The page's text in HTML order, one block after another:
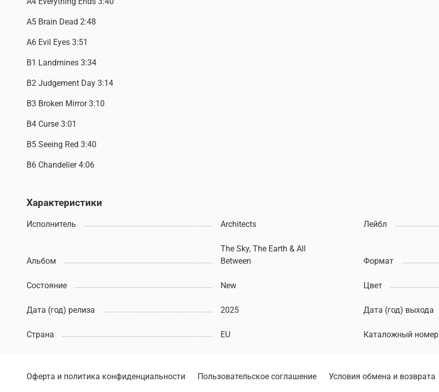
A5 Brain Dead 2:48
A6 Evil Eyes 3:51
B1 Landmines 3:34
B2 Judgement Day 3:14
B3 Broken Mirror 3:10
B4 Curse 3:01
B5 Seeing Red 3:40
B6 Chandelier 4:06
Характеристики
Исполнитель Architects Лейбл
Альбом
The Sky, The Earth & All
Between
Формат
Состояние New Цвет
Дата (год) релиза 2025 Дата (год) выхода
Страна EU Каталожный номер
Оферта и политика конфиденциальности Пользовательское соглашение Условия обмена и возврата